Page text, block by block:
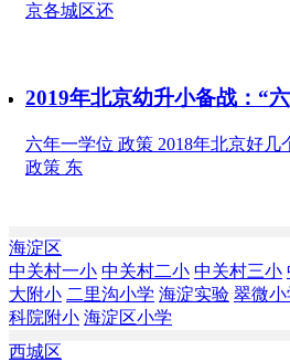
京各城区还
2019年北京幼升小备战：“
六年一学位 政策 2018年北京好几
政策 东
海淀区
中关村一小 中关村二小 中关村三小
大附小 二里沟小学 海淀实验 翠微小
科院附小 海淀区小学
西城区